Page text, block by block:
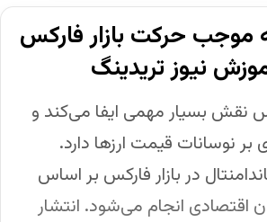
موجب حرکت بازار فارکس
نیوز تریدینگ
نقش بسیار مهمی ایفا می‌کند و
نوسانات قیمت ارزها دارد.
در بازار فارکس بر اساس
اقتصادی انجام می‌شود. انتشار